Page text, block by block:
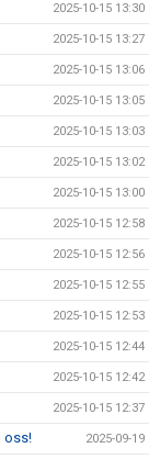
2025-10-15 13:30
2025-10-15 13:27
2025-10-15 13:06
2025-10-15 13:05
2025-10-15 13:03
2025-10-15 13:02
2025-10-15 13:00
2025-10-15 12:58
2025-10-15 12:56
2025-10-15 12:55
2025-10-15 12:53
2025-10-15 12:44
2025-10-15 12:42
2025-10-15 12:37
oss! 2025-09-19